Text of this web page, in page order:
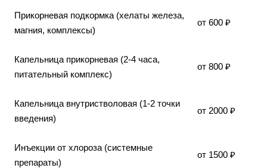
Прикорневая подкормка (хелаты железа,
магния, комплексы)
от 600 ₽
Капельница прикорневая (2-4 часа,
питательный комплекс)
от 800 ₽
Капельница внутристволовая (1-2 точки
введения)
от 2000 ₽
Инъекции от хлороза (системные
препараты)
от 1500 ₽